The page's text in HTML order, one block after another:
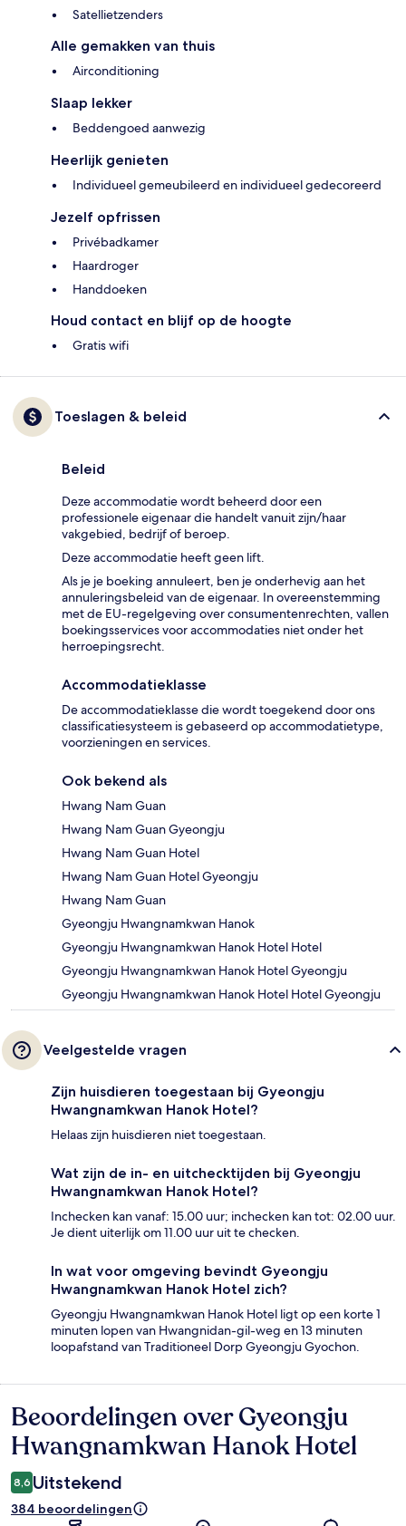
Satellietzenders
Alle gemakken van thuis
Airconditioning
Slaap lekker
Beddengoed aanwezig
Heerlijk genieten
Individueel gemeubileerd en individueel gedecoreerd
Jezelf opfrissen
Privébadkamer
Haardroger
Handdoeken
Houd contact en blijf op de hoogte
Gratis wifi
Toeslagen & beleid
Beleid
Deze accommodatie wordt beheerd door een
professionele eigenaar die handelt vanuit zijn/haar
vakgebied, bedrijf of beroep.
Deze accommodatie heeft geen lift.
Als je je boeking annuleert, ben je onderhevig aan het
annuleringsbeleid van de eigenaar. In overeenstemming
met de EU-regelgeving over consumentenrechten, vallen
boekingsservices voor accommodaties niet onder het
herroepingsrecht.
Accommodatieklasse
De accommodatieklasse die wordt toegekend door ons
classificatiesysteem is gebaseerd op accommodatietype,
voorzieningen en services.
Ook bekend als
Hwang Nam Guan
Hwang Nam Guan Gyeongju
Hwang Nam Guan Hotel
Hwang Nam Guan Hotel Gyeongju
Hwang Nam Guan
Gyeongju Hwangnamkwan Hanok
Gyeongju Hwangnamkwan Hanok Hotel Hotel
Gyeongju Hwangnamkwan Hanok Hotel Gyeongju
Gyeongju Hwangnamkwan Hanok Hotel Hotel Gyeongju
Veelgestelde vragen
Zijn huisdieren toegestaan bij Gyeongju
Hwangnamkwan Hanok Hotel?
Helaas zijn huisdieren niet toegestaan.
Wat zijn de in- en uitchecktijden bij Gyeongju
Hwangnamkwan Hanok Hotel?
Inchecken kan vanaf: 15.00 uur; inchecken kan tot: 02.00 uur.
Je dient uiterlijk om 11.00 uur uit te checken.
In wat voor omgeving bevindt Gyeongju
Hwangnamkwan Hanok Hotel zich?
Gyeongju Hwangnamkwan Hanok Hotel ligt op een korte 1
minuten lopen van Hwangnidan-gil-weg en 13 minuten
loopafstand van Traditioneel Dorp Gyeongju Gyochon.
Beoordelingen
Beoordelingen over Gyeongju
Hwangnamkwan Hanok Hotel
8,6 Uitstekend
384 beoordelingen